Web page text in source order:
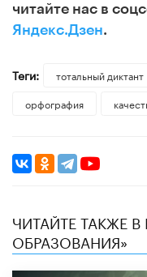
читайте нас в
Яндекс.Дзен.
Теги: тотальный диктант
орфография
ЧИТАЙТЕ ТАКЖЕ В
ОБРАЗОВАНИЯ»